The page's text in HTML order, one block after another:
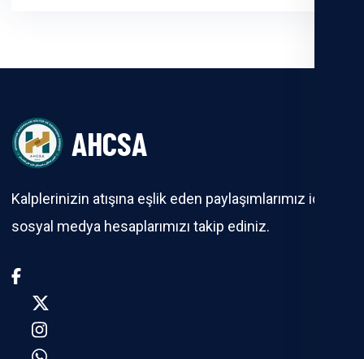
AHCSA
Kalplerinizin atışına eşlik eden paylaşımlarımız için
sosyal medya hesaplarımızı takip ediniz.